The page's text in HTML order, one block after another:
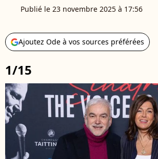
Publié le 23 novembre 2025 à 17:56
Ajoutez Ode à vos sources préférées
1/15